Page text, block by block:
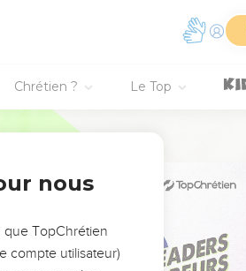
Chrétien ? Le Top
nous
que TopChrétien
compte utilisateur)